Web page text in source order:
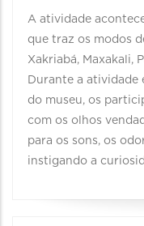
A atividade
que traz os modos
Xakriabá, Maxakali,
Durante a atividade
do museu, os
com os olhos
para os sons, os
instigando a